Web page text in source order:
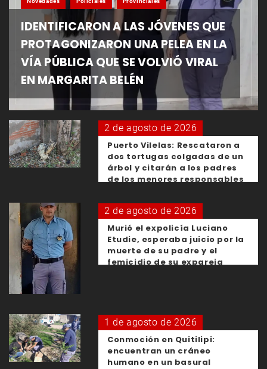
IDENTIFICARON A LAS JÓVENES QUE
PROTAGONIZARON UNA PELEA EN LA
VÍA PÚBLICA QUE SE VOLVIÓ VIRAL
EN MARGARITA BELÉN
2 de agosto de 2026
Puerto Vilelas: Rescataron a
dos tortugas colgadas de un
árbol y citarán a los padres
de los menores responsables
2 de agosto de 2026
Murió el expolicía Luciano
Etudie, esperaba juicio por la
muerte de su padre y el
femicidio de su expareja
1 de agosto de 2026
Conmoción en Quitilipi:
encuentran un cráneo
humano en un basural